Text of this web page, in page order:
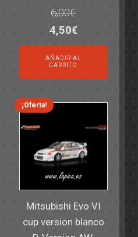
6,00€
El
precio
original
era:
6,00€.
4,50€El
precio
actual
es:
4,50€.
AÑADIR AL
CARRITO
¡Oferta!
Mitsubishi Evo VI
cup version blanco